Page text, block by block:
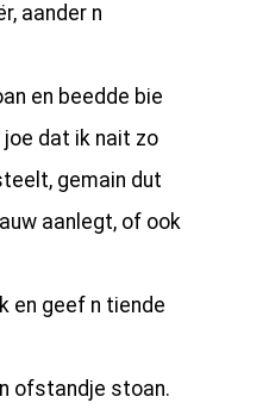
aander n
en beedde bie
joe dat ik nait zo
gemain dut
aanlegt, of ook
en geef n tiende
ofstandje stoan.